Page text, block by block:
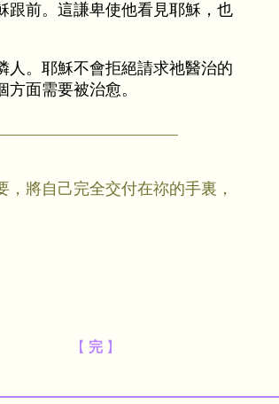
跟前。這謙卑使他看見耶穌，也
人。耶穌不會拒絕請求祂醫治的
面需要被治愈。
將自己完全交付在祢的手裏，
【 完 】